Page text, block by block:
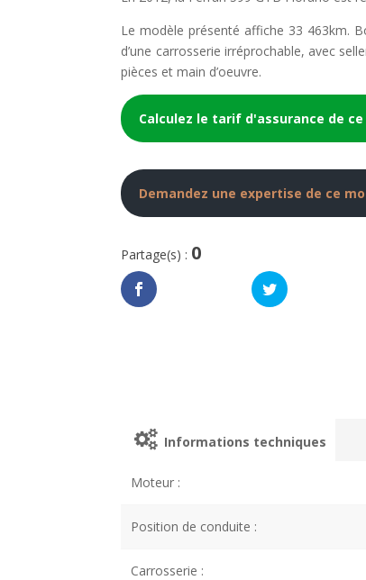
Le modèle présenté affiche 33 463km.
d’une carrosserie irréprochable, avec
pièces et main d’oeuvre.
Calculez le tarif d'assurance de
Demandez une expertise de ce
Partage(s) : 0
Informations techniques
Moteur :
Position de conduite :
Carrosserie :